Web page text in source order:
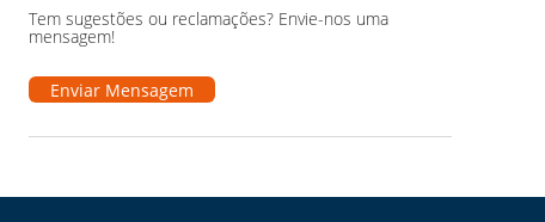
Tem sugestões ou reclamações? Envie-nos uma
mensagem!
Enviar Mensagem